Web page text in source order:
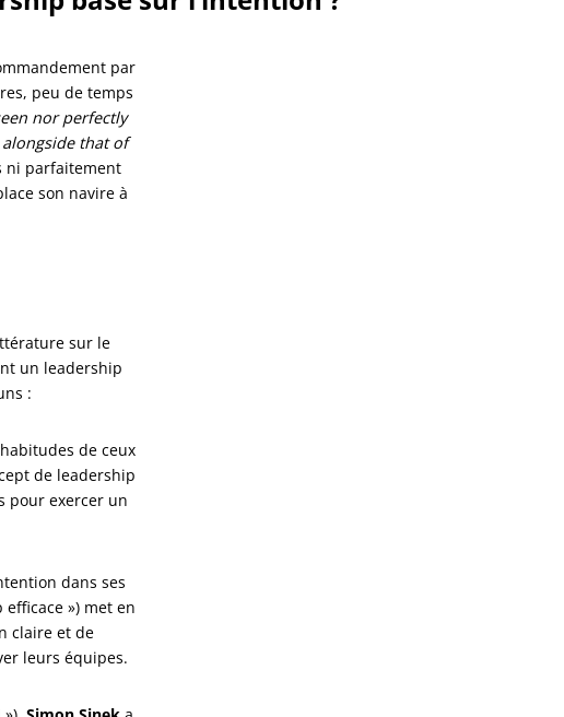
par
peu de temps
nor perfectly
that of
ni parfaitement
son navire à
sur le
un leadership
:
de ceux
de leadership
pour exercer un
dans ses
») met en
claire et de
leurs équipes.